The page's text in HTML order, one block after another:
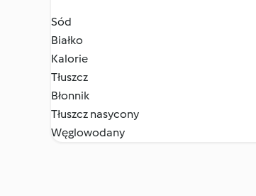
Sód
Białko
Kalorie
Tłuszcz
Błonnik
Tłuszcz nasycony
Węglowodany